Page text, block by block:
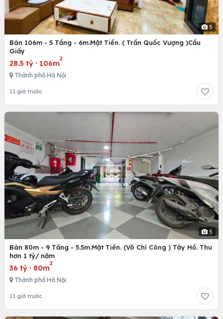
5
Bán 106m - 5 Tầng - 6m.Mặt Tiền. ( Trần Quốc Vượng )Cầu
Giấy
28.5 tỷ · 106m
2
Thành phố Hà Nội
11 giờ trước
5
Bán 80m - 9 Tầng - 5.5m.Mặt Tiền. (Võ Chí Công ) Tây Hồ. Thu
hơn 1 tỷ/ năm
36 tỷ · 80m
2
Thành phố Hà Nội
11 giờ trước